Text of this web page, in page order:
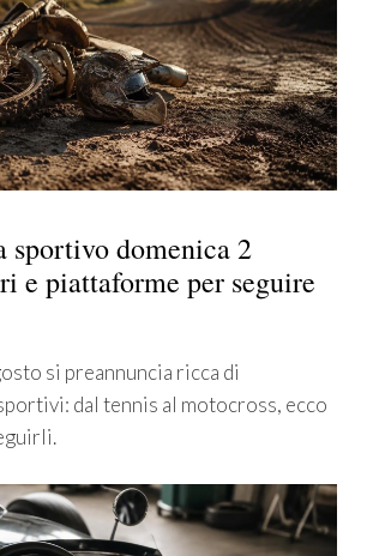
sportivo domenica 2
e piattaforme per seguire
si preannuncia ricca di
dal tennis al motocross, ecco